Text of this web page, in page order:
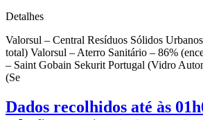
Detalhes
Valorsul – Central Resíduos Sólidos
total) Valorsul – Aterro Sanitário – 86%
– Saint Gobain Sekurit Portugal (Vidro
(Se
Dados recolhidos até às